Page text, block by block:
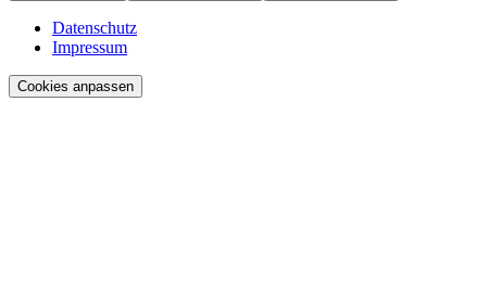
Datenschutz
Impressum
Cookies anpassen